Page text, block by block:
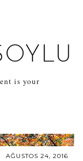
is your
AĞUSTOS 24, 2016